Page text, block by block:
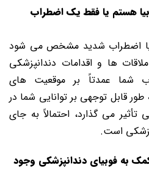
هستم یا فقط یک اضطراب
یا اضطراب شدید مشخص می شود
ها و اقدامات دندانپزشکی
شما عمدتاً بر موقعیت های
قابل توجهی بر توانایی شما در
می گذارد، احتمالاً به جای
است.
به فوبیای دندانپزشکی وجود